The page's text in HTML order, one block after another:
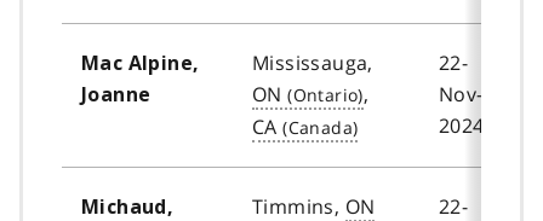
Mac Alpine,
Joanne
Mississauga,
ON
,
CA
22-
Nov-
2024
Michaud,
Timmins, ON
22-